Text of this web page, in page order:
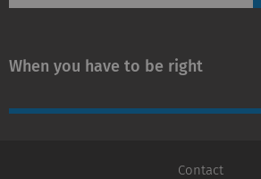
When you have to be right
Contact